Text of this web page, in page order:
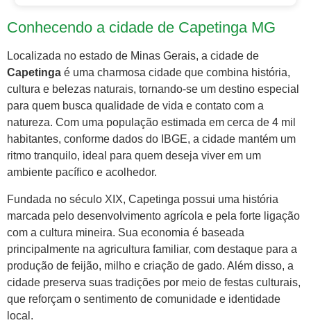
Conhecendo a cidade de Capetinga MG
Localizada no estado de Minas Gerais, a cidade de
Capetinga é uma charmosa cidade que combina história,
cultura e belezas naturais, tornando-se um destino especial
para quem busca qualidade de vida e contato com a
natureza. Com uma população estimada em cerca de 4 mil
habitantes, conforme dados do IBGE, a cidade mantém um
ritmo tranquilo, ideal para quem deseja viver em um
ambiente pacífico e acolhedor.
Fundada no século XIX, Capetinga possui uma história
marcada pelo desenvolvimento agrícola e pela forte ligação
com a cultura mineira. Sua economia é baseada
principalmente na agricultura familiar, com destaque para a
produção de feijão, milho e criação de gado. Além disso, a
cidade preserva suas tradições por meio de festas culturais,
que reforçam o sentimento de comunidade e identidade
local.